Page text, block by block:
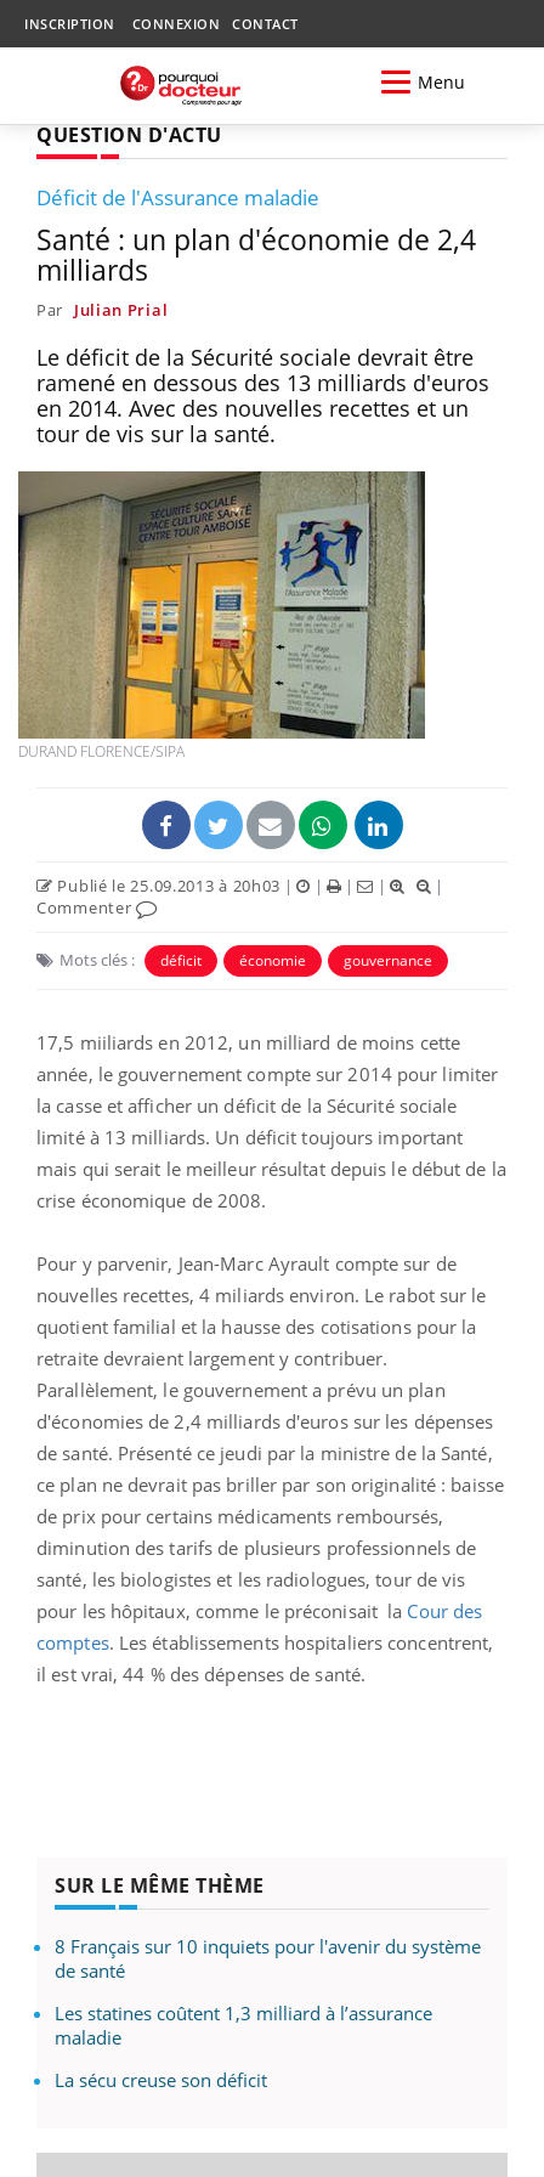
INSCRIPTION CONNEXION CONTACT
Menu
QUESTION D'ACTU
Déficit de l'Assurance maladie
Santé : un plan d'économie de 2,4
milliards
Par Julian Prial
Le déficit de la Sécurité sociale devrait être
ramené en dessous des 13 milliards d'euros
en 2014. Avec des nouvelles recettes et un
tour de vis sur la santé.
DURAND FLORENCE/SIPA
Publié le 25.09.2013 à 20h03 | | | |
|
Commenter
Mots clés : déficit économie gouvernance
17,5 miiliards en 2012, un milliard de moins cette
année, le gouvernement compte sur 2014 pour limiter
la casse et afficher un déficit de la Sécurité sociale
limité à 13 milliards. Un déficit toujours important
mais qui serait le meilleur résultat depuis le début de la
crise économique de 2008.
Pour y parvenir, Jean-Marc Ayrault compte sur de
nouvelles recettes, 4 miliards environ. Le rabot sur le
quotient familial et la hausse des cotisations pour la
retraite devraient largement y contribuer.
Parallèlement, le gouvernement a prévu un plan
d'économies de 2,4 milliards d'euros sur les dépenses
de santé. Présenté ce jeudi par la ministre de la Santé,
ce plan ne devrait pas briller par son originalité : baisse
de prix pour certains médicaments remboursés,
diminution des tarifs de plusieurs professionnels de
santé, les biologistes et les radiologues, tour de vis
pour les hôpitaux, comme le préconisait la Cour des
comptes. Les établissements hospitaliers concentrent,
il est vrai, 44 % des dépenses de santé.
SUR LE MÊME THÈME
8 Français sur 10 inquiets pour l'avenir du système
de santé
Les statines coûtent 1,3 milliard à l’assurance
maladie
La sécu creuse son déficit